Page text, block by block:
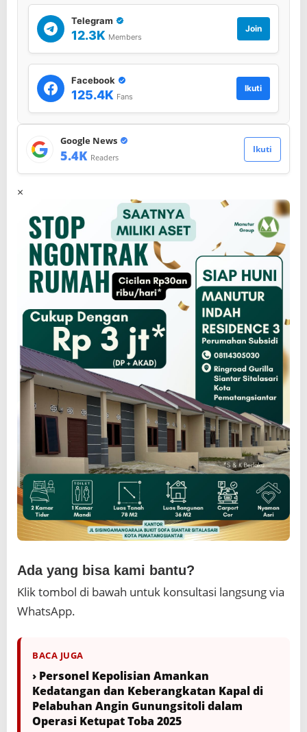
Telegram
12.3K Members
Join
Facebook
125.4K Fans
Ikuti
Google News
5.4K Readers
Ikuti
×
Ada yang bisa kami bantu?
Klik tombol di bawah untuk konsultasi langsung via
WhatsApp.
BACA JUGA
› Personel Kepolisian Amankan
Kedatangan dan Keberangkatan Kapal di
Pelabuhan Angin Gunungsitoli dalam
Operasi Ketupat Toba 2025